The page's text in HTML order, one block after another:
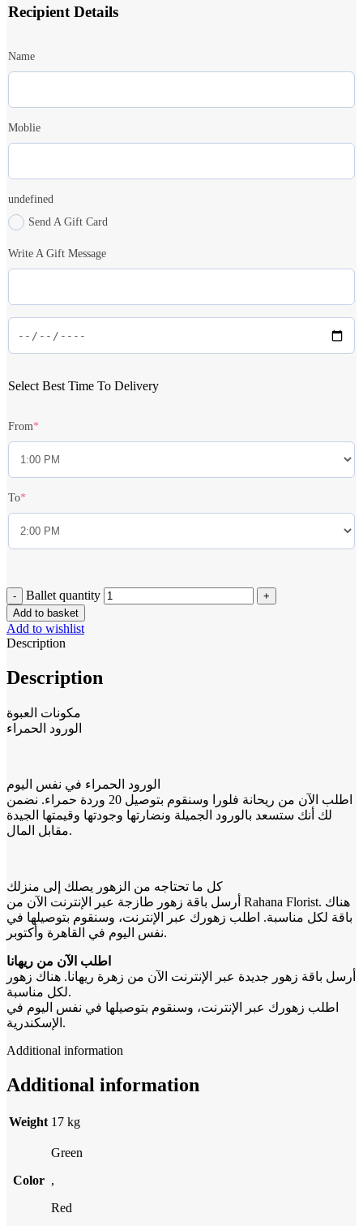
Recipient Details
Name
Moblie
undefined
Send A Gift Card
Write A Gift Message
Select Best Time To Delivery
From*
To*
Ballet quantity
Add to basket
Add to wishlist
Description
Description
مكونات العبوة
الورود الحمراء
الورود الحمراء في نفس اليوم
اطلب الآن من ريحانة فلورا وسنقوم بتوصيل 20 وردة حمراء. نضمن
لك أنك ستسعد بالورود الجميلة ونضارتها وجودتها وقيمتها الجيدة
مقابل المال.
كل ما تحتاجه من الزهور يصلك إلى منزلك
أرسل باقة زهور طازجة عبر الإنترنت الآن من Rahana Florist. هناك
باقة لكل مناسبة. اطلب زهورك عبر الإنترنت، وسنقوم بتوصيلها في
نفس اليوم في القاهرة وأكتوبر.
اطلب الآن من ريهانا
أرسل باقة زهور جديدة عبر الإنترنت الآن من زهرة ريهانا. هناك زهور
لكل مناسبة.
اطلب زهورك عبر الإنترنت، وسنقوم بتوصيلها في نفس اليوم في
الإسكندرية.
Additional information
Additional information
Weight 17 kg
Color
Green
,
Red